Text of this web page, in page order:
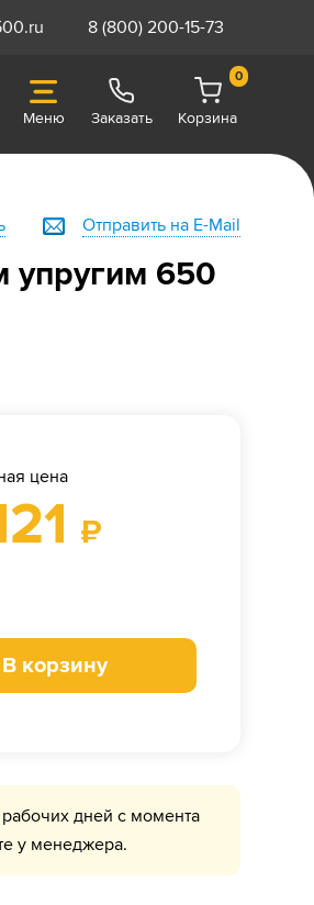
8 (800) 200-15-73
Меню Заказать
0
Корзина
Отправить на E-Mail
упругим 650
цена
₽
В корзину
рабочих дней с момента
у менеджера.